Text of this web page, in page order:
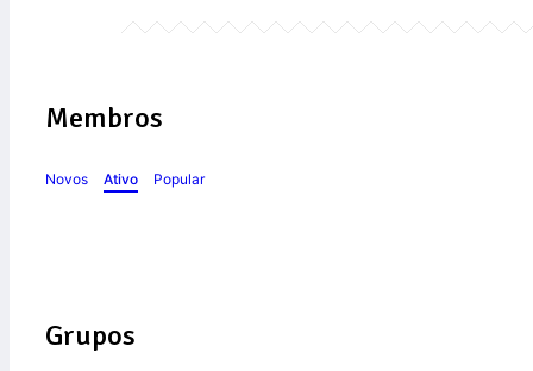
Membros
Novos Ativo Popular
Grupos